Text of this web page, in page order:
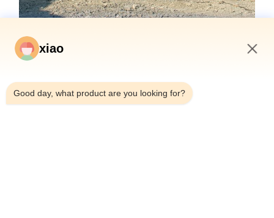
xiao
Good day, what product are you looking for?